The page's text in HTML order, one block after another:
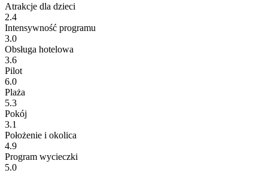
Atrakcje dla dzieci
2.4
Intensywność programu
3.0
Obsługa hotelowa
3.6
Pilot
6.0
Plaża
5.3
Pokój
3.1
Położenie i okolica
4.9
Program wycieczki
5.0